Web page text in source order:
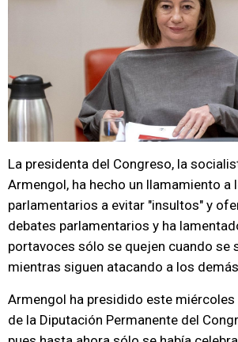
La presidenta del Congreso, la
Armengol, ha hecho un llamamiento a
parlamentarios a evitar "insultos" y
debates parlamentarios y ha
portavoces sólo se quejen cuando se
mientras siguen atacando a los
Armengol ha presidido este miércoles
de la Diputación Permanente del